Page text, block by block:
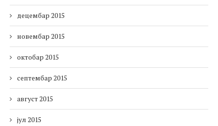
децембар 2015
новембар 2015
октобар 2015
септембар 2015
август 2015
јул 2015